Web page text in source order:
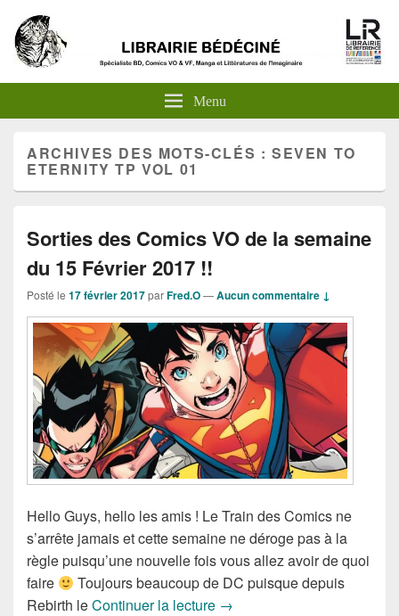
Menu
ARCHIVES DES MOTS-CLÉS :SEVEN TO
ETERNITY TP VOL 01
Sorties des Comics VO de la semaine
du 15 Février 2017 !!
Posté le 17 février 2017parFred.O—Aucun commentaire ↓
Hello Guys, hello les amis ! Le Train des Comics ne
s’arrête jamais et cette semaine ne déroge pas à la
règle puisqu’une nouvelle fois vous allez avoir de quoi
faire
Toujours beaucoup de DC puisque depuis
Rebirth leContinuer la lecture Sorties des Comics VO de
→